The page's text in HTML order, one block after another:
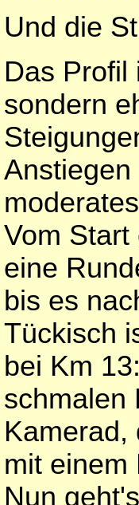
Und die
Das Profil
sondern
Vom
eine
bis es
Tückisch
bei Km
schmalen
Kamerad,
mit einem
Nun